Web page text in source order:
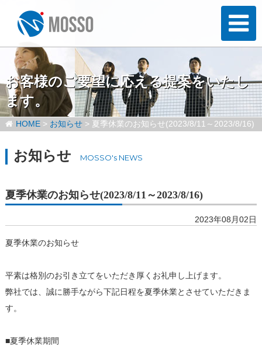
お客様のご要望に応える提案をいたし
ます。
HOME> お知らせ> 夏季休業のお知らせ(2023/8/11～2023/8/16)
お知らせ MOSSO's NEWS
夏季休業のお知らせ(2023/8/11～2023/8/16)
2023年08月02日
夏季休業のお知らせ
平素は格別のお引き立てをいただき厚くお礼申し上げます。
弊社では、誠に勝手ながら下記日程を夏季休業とさせていただきま
す。
■夏季休業期間